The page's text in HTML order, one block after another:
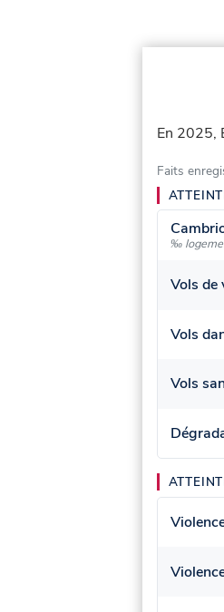
En 2025,
Faits
‰
Vols de
Vols
Vols